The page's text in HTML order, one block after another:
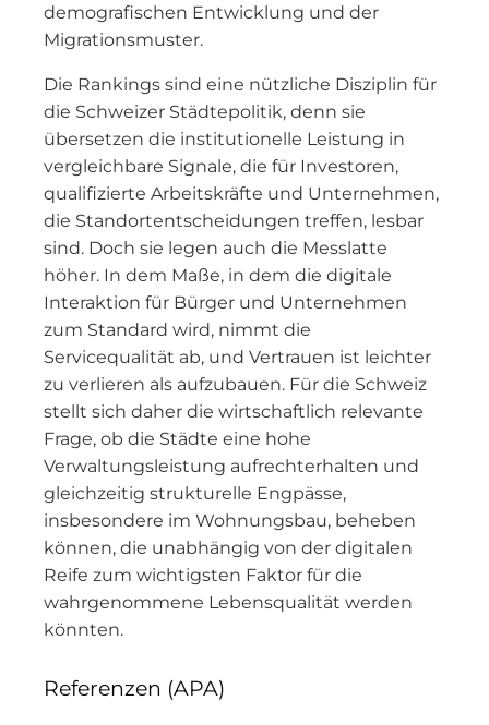
demografischen Entwicklung und der
Migrationsmuster.
Die Rankings sind eine nützliche Disziplin für
die Schweizer Städtepolitik, denn sie
übersetzen die institutionelle Leistung in
vergleichbare Signale, die für Investoren,
qualifizierte Arbeitskräfte und Unternehmen,
die Standortentscheidungen treffen, lesbar
sind. Doch sie legen auch die Messlatte
höher. In dem Maße, in dem die digitale
Interaktion für Bürger und Unternehmen
zum Standard wird, nimmt die
Servicequalität ab, und Vertrauen ist leichter
zu verlieren als aufzubauen. Für die Schweiz
stellt sich daher die wirtschaftlich relevante
Frage, ob die Städte eine hohe
Verwaltungsleistung aufrechterhalten und
gleichzeitig strukturelle Engpässe,
insbesondere im Wohnungsbau, beheben
können, die unabhängig von der digitalen
Reife zum wichtigsten Faktor für die
wahrgenommene Lebensqualität werden
könnten.
Referenzen (APA)